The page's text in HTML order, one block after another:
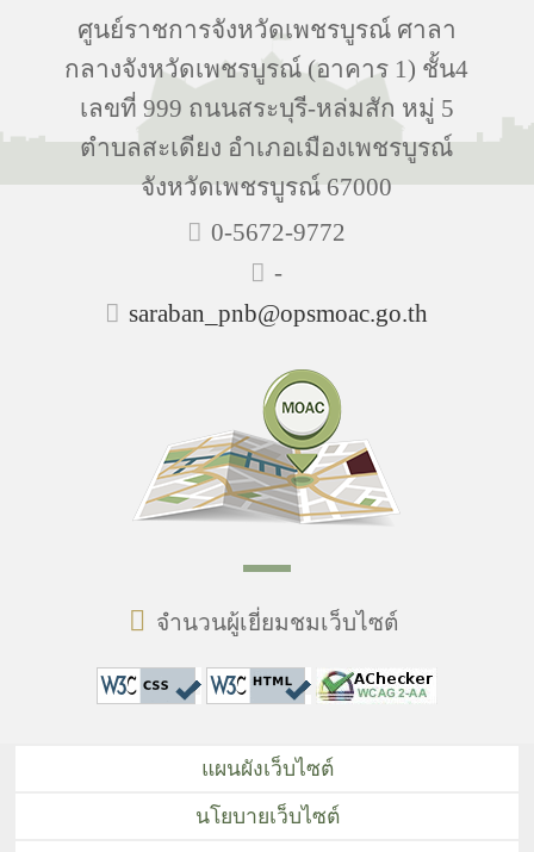
ศูนย์ราชการจังหวัดเพชรบูรณ์ ศาลา
กลางจังหวัดเพชรบูรณ์ (อาคาร 1) ชั้น4
เลขที่ 999 ถนนสระบุรี-หล่มสัก หมู่ 5
ตำบลสะเดียง อำเภอเมืองเพชรบูรณ์
จังหวัดเพชรบูรณ์ 67000
0-5672-9772
-
saraban_pnb@opsmoac.go.th
จำนวนผู้เยี่ยมชมเว็บไซต์
แผนผังเว็บไซต์
นโยบายเว็บไซต์